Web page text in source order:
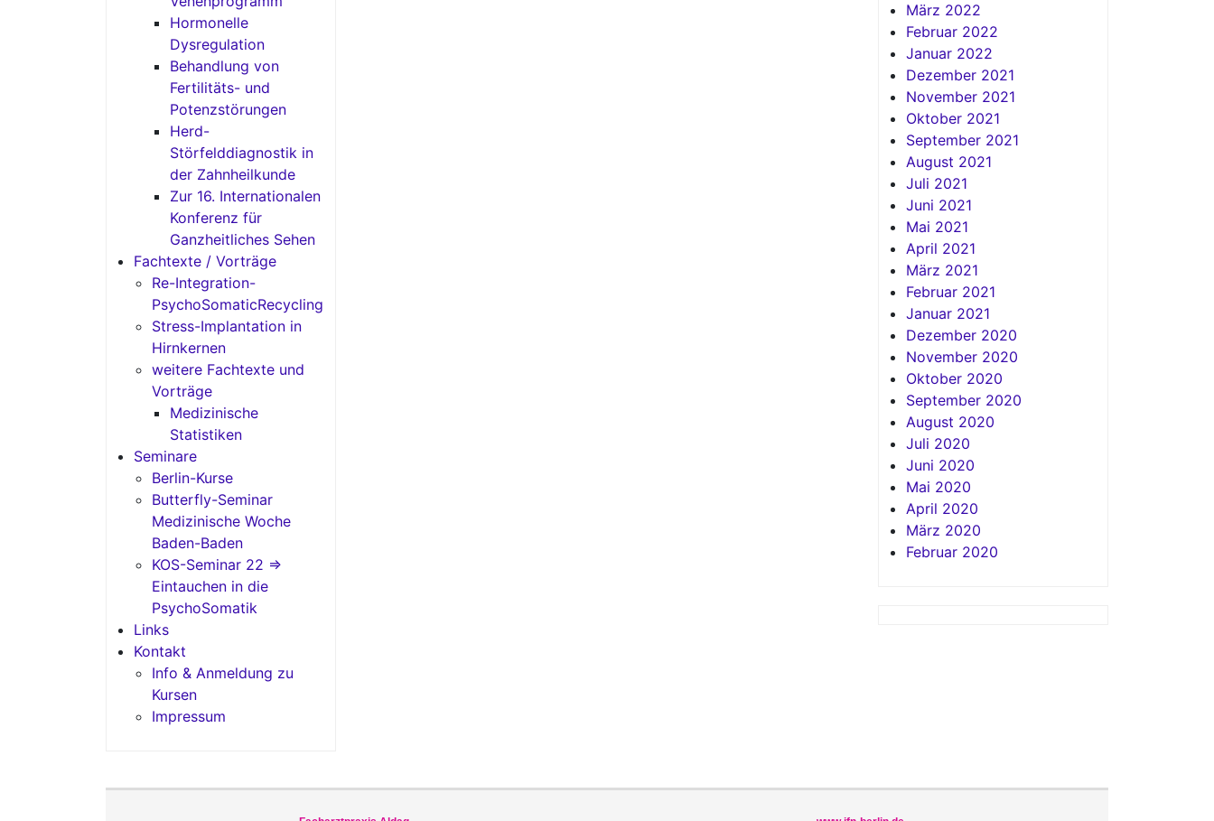
Hormonelle
Dysregulation
Behandlung von
Fertilitäts- und
Potenzstörungen
Herd-
Störfelddiagnostik in
der Zahnheilkunde
Zur 16. Internationalen
Konferenz für
Ganzheitliches Sehen
Fachtexte / Vorträge
Re-Integration-
PsychoSomaticRecycling
Stress-Implantation in
Hirnkernen
weitere Fachtexte und
Vorträge
Medizinische
Statistiken
Seminare
Berlin-Kurse
Butterfly-Seminar
Medizinische Woche
Baden-Baden
KOS-Seminar 22 =>
Eintauchen in die
PsychoSomatik
Links
Kontakt
Info & Anmeldung zu
Kursen
Impressum
März 2022
Februar 2022
Januar 2022
Dezember 2021
November 2021
Oktober 2021
September 2021
August 2021
Juli 2021
Juni 2021
Mai 2021
April 2021
März 2021
Februar 2021
Januar 2021
Dezember 2020
November 2020
Oktober 2020
September 2020
August 2020
Juli 2020
Juni 2020
Mai 2020
April 2020
März 2020
Februar 2020